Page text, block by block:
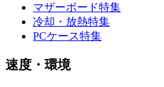
マザーボード特集
冷却・放熱特集
PCケース特集
速度・環境